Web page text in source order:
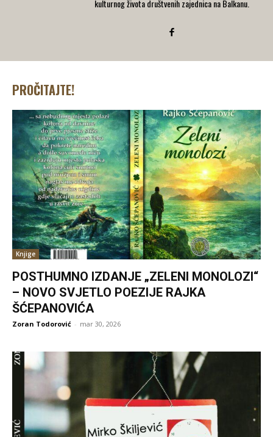
kulturnog života društvenih zajednica na Balkanu.
PROČITAJTE!
Knjige
POSTHUMNO IZDANJE „ZELENI MONOLOZI“
– NOVO SVJETLO POEZIJE RAJKA
ŠĆEPANOVIĆA
Zoran Todorović - mar 30, 2026